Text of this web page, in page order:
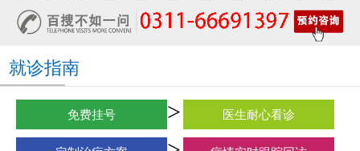
就诊指南
免费挂号 医生耐心看诊